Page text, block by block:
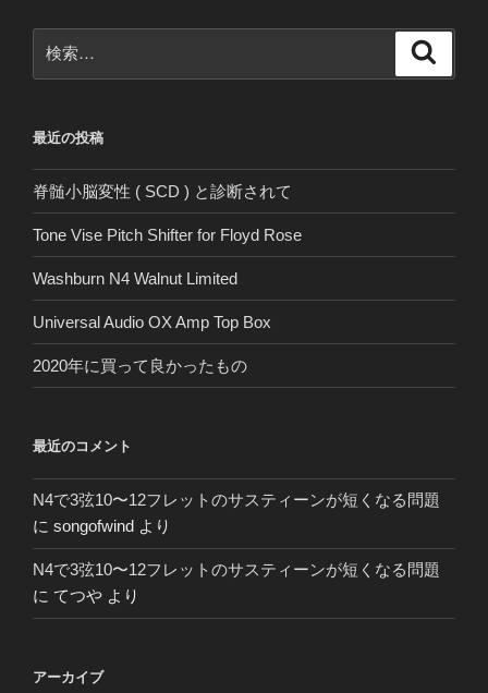
索:
最近の投稿
脊髄小脳変性 ( SCD ) と診断されて
Tone Vise Pitch Shifter for Floyd Rose
Washburn N4 Walnut Limited
Universal Audio OX Amp Top Box
2020年に買って良かったもの
最近のコメント
N4で3弦10〜12フレットのサスティーンが短くなる問題
に songofwind より
N4で3弦10〜12フレットのサスティーンが短くなる問題
に てつや より
アーカイブ